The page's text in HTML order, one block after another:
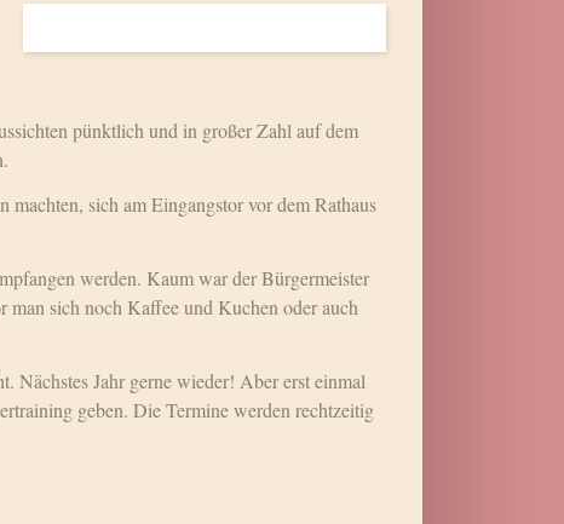
pünktlich und in großer Zahl auf dem
sich am Eingangstor vor dem Rathaus
werden. Kaum war der Bürgermeister
man sich noch Kaffee und Kuchen oder auch
Nächstes Jahr gerne wieder! Aber erst einmal
geben. Die Termine werden rechtzeitig